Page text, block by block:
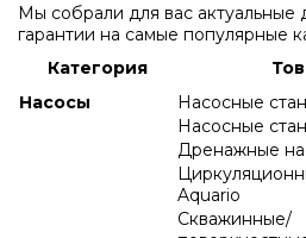
Мы собрали для вас актуальные
гарантии на самые популярные
Категория
Насосы
Насосные
Насосные
Дренажные
Aquario
Скважинные/